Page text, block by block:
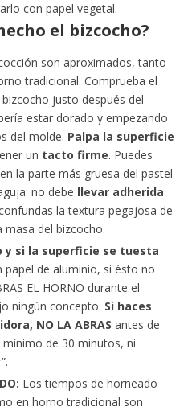
con papel vegetal.
el bizcocho?
son aproximados, tanto
tradicional. Comprueba el
justo después del
estar dorado y empezando
del molde. Palpa la superficie
un tacto firme. Puedes
la parte más gruesa del pastel
no debe llevar adherida
la textura pegajosa de
del bizcocho.
y si la superficie se tuesta
papel de aluminio, si ésto no
EL HORNO durante el
ningún concepto. Si haces
NO LA ABRAS antes de
de 30 minutos, ni
Los tiempos de horneado
en horno tradicional son